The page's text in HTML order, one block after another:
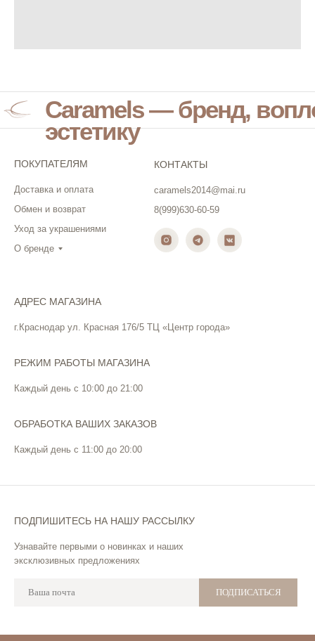
ПОКУПАТЕЛЯМ
Доставка и оплата
Обмен и возврат
Уход за украшениями
О бренде
КОНТАКТЫ
caramels2014@mai.ru
8(999)630-60-59
ПОДПИШИТЕСЬ НА НАШУ РАССЫЛКУ
Узнавайте первыми о новинках и наших
эксклюзивных предложениях
ПОДПИСАТЬСЯ
АДРЕС МАГАЗИНА
г.Краснодар ул. Красная 176/5 ТЦ «Центр города»
ОБРАБОТКА ВАШИХ ЗАКАЗОВ
Каждый день с 11:00 до 20:00
РЕЖИМ РАБОТЫ МАГАЗИНА
Каждый день с 10:00 до 21:00
Caramels — бренд,
эстетику